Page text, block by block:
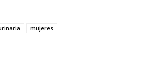
mujeres